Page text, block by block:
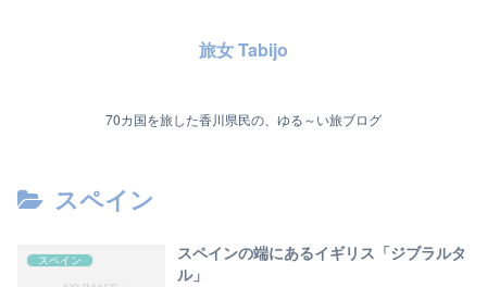
旅女 Tabijo
70カ国を旅した香川県民の、ゆる～い旅ブログ
スペイン
スペイン
スペインの端にあるイギリス「ジブラルタ
ル」